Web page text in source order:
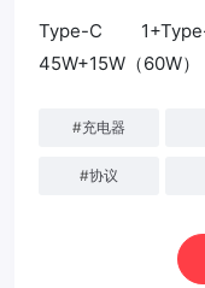
Type-C
45W+15W（60W）
#充电器
#协议